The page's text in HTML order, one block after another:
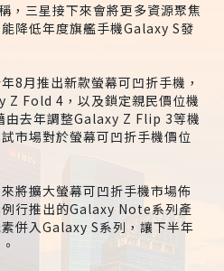
三星接下來會將更多資源聚焦
降低年度旗艦手機Galaxy S發
8月推出新款螢幕可凹折手機，
Z Fold 4，以及鎖定親民價位機
去年調整Galaxy Z Flip 3等機
市場對於螢幕可凹折手機價位
將擴大螢幕可凹折手機市場佈
行推出的Galaxy Note系列產
併入Galaxy S系列，讓下半年